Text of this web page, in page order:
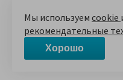
© 2005-
14 лет
Мы используем cookie
рекомендательные
Хорошо